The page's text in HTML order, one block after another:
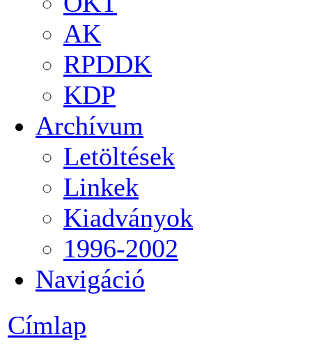
AK
RPDDK
KDP
Archívum
Letöltések
Linkek
Kiadványok
1996-2002
Navigáció
Címlap